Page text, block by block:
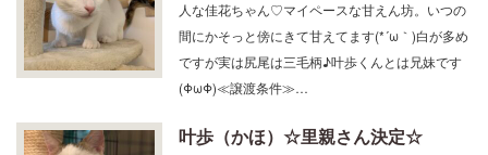
人な佳花ちゃん♡マイペースな甘えん坊。いつの
間にかそっと傍にきて甘えてます(*´ω｀)白が多め
ですが実は尻尾は三毛柄♪叶歩くんとは兄妹です
(ΦωΦ)≪譲渡条件≫…
叶歩（かほ）☆里親さん決定☆